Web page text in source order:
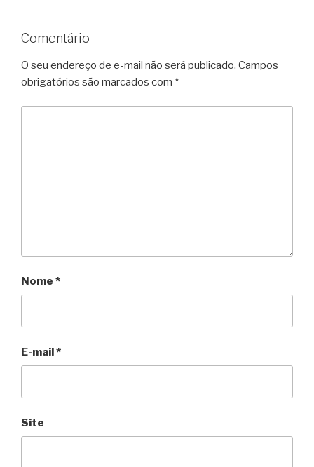
Comentário
O seu endereço de e-mail não será publicado. Campos
obrigatórios são marcados com *
Nome *
E-mail*
Site